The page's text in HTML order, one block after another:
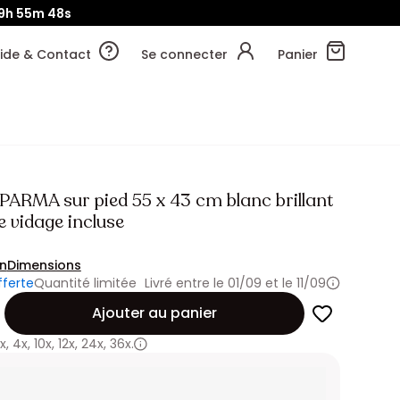
55m 46s
& Contact Se connecter Panier
sur pied 55 x 43 cm blanc brillant
vidage incluse
Dimensions
Quantité limitée Livré entre le 01/09 et le 11/09
Ajouter au panier
, 4x, 10x, 12x, 24x, 36x.